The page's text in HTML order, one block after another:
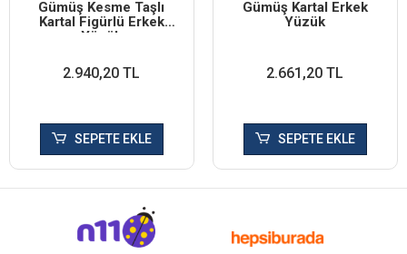
Gümüş Kesme Taşlı
Kartal Figürlü Erkek
Yüzük
2.940,20 TL
SEPETE EKLE
Gümüş Kartal Erkek
Yüzük
2.661,20 TL
SEPETE EKLE